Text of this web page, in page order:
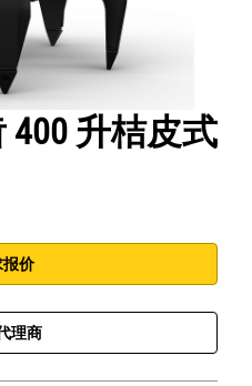
400 升桔皮式
价
理商